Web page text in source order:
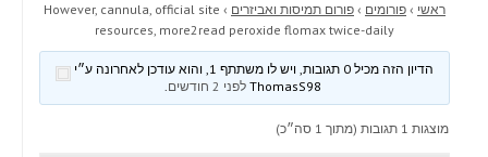
ראשי › פורומים › פורום תמיסות ואביזרים ›
However, cannula, official site
resources, more2read peroxide flomax twice-daily
הדיון הזה מכיל 0 תגובות, ויש לו משתתף 1, והוא עודכן לאחרונה ע״י
לפני 2 חודשים .
מוצגות 1 תגובות (מתוך 1 סה״כ)